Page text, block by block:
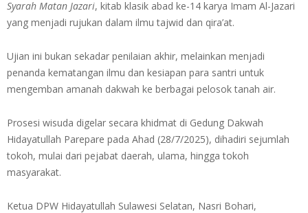
Syarah Matan Jazari, kitab klasik abad ke-14 karya Imam Al-Jazari
yang menjadi rujukan dalam ilmu tajwid dan qira’at.
Ujian ini bukan sekadar penilaian akhir, melainkan menjadi
penanda kematangan ilmu dan kesiapan para santri untuk
mengemban amanah dakwah ke berbagai pelosok tanah air.
Prosesi wisuda digelar secara khidmat di Gedung Dakwah
Hidayatullah Parepare pada Ahad (28/7/2025), dihadiri sejumlah
tokoh, mulai dari pejabat daerah, ulama, hingga tokoh
masyarakat.
Ketua DPW Hidayatullah Sulawesi Selatan, Nasri Bohari,